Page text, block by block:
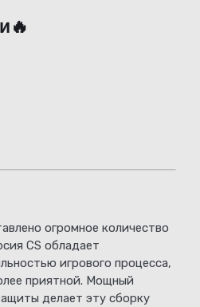
огромное количество
CS обладает
игрового процесса,
приятной. Мощный
делает эту сборку